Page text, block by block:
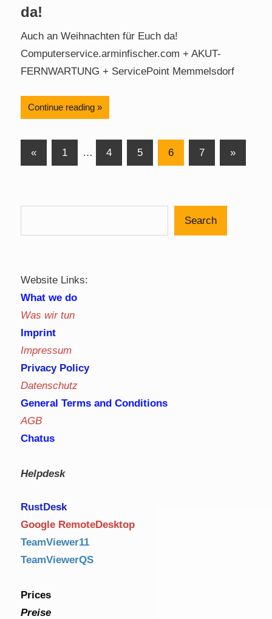
da!
Auch an Weihnachten für Euch da!
Computerservice.arminfischer.com + AKUT-
FERNWARTUNG + ServicePoint Memmelsdorf
Continue reading
Posts
«Previous
Posts
1 … 4 5 6 7
Next
Posts
»
Search
Website Links:
What we do
Was wir tun
Imprint
Impressum
Privacy Policy
Datenschutz
General Terms and Conditions
AGB
Chatus
Helpdesk
RustDesk
Google RemoteDesktop
TeamViewer11
TeamViewerQS
Prices
Preise